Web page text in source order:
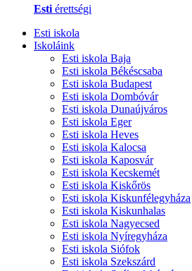
Esti érettségi
Esti iskola
Iskoláink
Esti iskola Baja
Esti iskola Békéscsaba
Esti iskola Budapest
Esti iskola Dombóvár
Esti iskola Dunaújváros
Esti iskola Eger
Esti iskola Heves
Esti iskola Kalocsa
Esti iskola Kaposvár
Esti iskola Kecskemét
Esti iskola Kiskőrös
Esti iskola Kiskunfélegyháza
Esti iskola Kiskunhalas
Esti iskola Nagyecsed
Esti iskola Nyíregyháza
Esti iskola Siófok
Esti iskola Szekszárd